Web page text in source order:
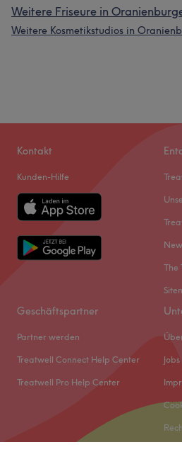
Weitere Friseure in
Weitere Kosmetikstudios in
Kontakt
Kunden-Hilfe
The
Geschäftspartner
Partner werden
Treatwell Connect Help Center
Treatwell Pro Help Center
Jobs